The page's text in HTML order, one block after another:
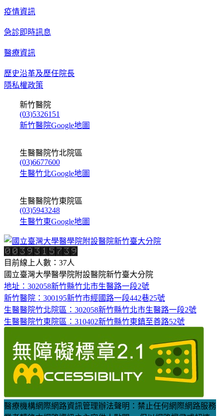
疫情資訊
急診即時訊息
醫療資訊
歷史沿革及歷任院長
隱私權政策
新竹醫院
(03)5326151
新竹醫院Google地圖
生醫醫院竹北院區
(03)6677600
生醫竹北Google地圖
生醫醫院竹東院區
(03)5943248
生醫竹東Google地圖
目前線上人數：37人
國立臺灣大學醫學院附設醫院新竹臺大分院
地址：302058新竹縣竹北市生醫路一段2號
新竹醫院：300195新竹市經國路一段442巷25號
生醫醫院竹北院區：302058新竹縣竹北市生醫路一段2號
生醫醫院竹東院區：310402新竹縣竹東鎮至善路52號
醫療機構網際網路資訊管理辦法聲明：禁止任何網際網路服務